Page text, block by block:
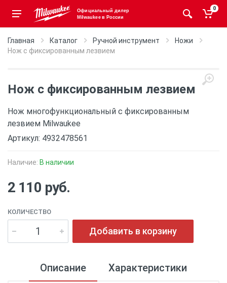
Официальный дилер
Milwaukee в России
0
Главная Каталог Ручной инструмент
Ножи
Нож с фиксированным лезвием
Нож с фиксированным лезвием
Нож многофункциональный с фиксированным
лезвием Milwaukee
Артикул: 4932478561
Наличие: В наличии
2 110 руб.
КОЛИЧЕСТВО
Добавить в корзину
Описание Характеристики